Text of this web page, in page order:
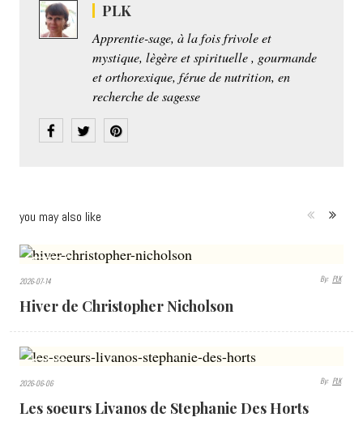
PLK
Apprentie-sage, à la fois frivole et
mystique, lègère et spirituelle , gourmande
et orthorexique, férue de nutrition, en
recherche de sagesse
you may also like
VIEWS
2026-07-14 By: PLK
Hiver de Christopher Nicholson
VIEWS
2026-06-06 By: PLK
Les soeurs Livanos de Stephanie Des Horts